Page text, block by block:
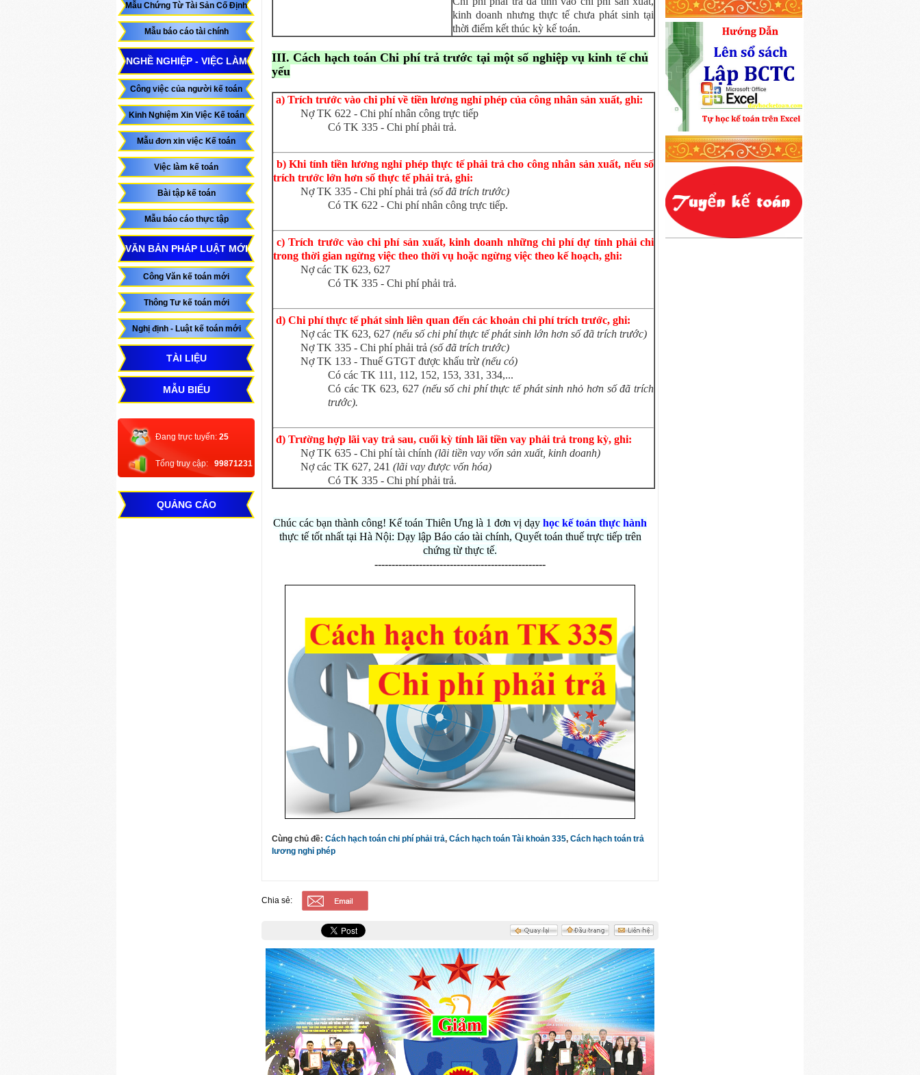
Mẫu Chứng Từ Tài Sản Cố Định
Mẫu báo cáo tài chính
NGHỀ NGHIỆP - VIỆC LÀM
Công việc của người kế toán
Kinh Nghiệm Xin Việc Kế toán
Mẫu đơn xin việc Kế toán
Việc làm kế toán
Bài tập kế toán
Mẫu báo cáo thực tập
VĂN BẢN PHÁP LUẬT MỚI
Công Văn kế toán mới
Thông Tư kế toán mới
Nghị định - Luật kế toán mới
TÀI LIỆU
MẪU BIỂU
Đang trực tuyến: 25
Tổng truy cập: 99871231
QUẢNG CÁO
kinh doanh nhưng thực tế chưa phát sinh tại
thời điểm kết thúc kỳ kế toán.
III. Cách hạch toánChi phí trả trước tại một số nghiệp vụ kinh tế chủ
yếu
a) Trích trước vào chi phí về tiền lương nghỉ phép của công nhân sản xuất, ghi:
Nợ TK 622 - Chi phí nhân công trực tiếp
Có TK 335 - Chi phí phải trả.
b) Khi tính tiền lương nghỉ phép thực tế phải trả cho công nhân sản xuất, nếu số
trích trước lớn hơn số thực tế phải trả, ghi:
Nợ TK 335 - Chi phí phải trả (số đã trích trước)
Có TK 622 - Chi phí nhân công trực tiếp.
c) Trích trước vào chi phí sản xuất, kinh doanh những chi phí dự tính phải chi
trong thời gian ngừng việc theo thời vụ hoặc ngừng việc theo kế hoạch, ghi:
Nợ các TK 623, 627
Có TK 335 - Chi phí phải trả.
d) Chi phí thực tế phát sinh liên quan đến các khoản chi phí trích trước, ghi:
Nợ các TK 623, 627 (nếu số chi phí thực tế phát sinh lớn hơn số đã trích trước)
Nợ TK 335 - Chi phí phải trả (số đã trích trước)
Nợ TK 133 - Thuế GTGT được khấu trừ (nếu có)
Có các TK 111, 112, 152, 153, 331, 334,...
Có các TK 623, 627 (nếu số chi phí thực tế phát sinh nhỏ hơn số đã trích
trước).
đ) Trường hợp lãi vay trả sau, cuối kỳ tính lãi tiền vay phải trả trong kỳ, ghi:
Nợ TK 635 - Chi phí tài chính (lãi tiền vay vốn sản xuất, kinh doanh)
Nợ các TK 627, 241 (lãi vay được vốn hóa)
Có TK 335 - Chi phí phải trả.
Chúc các bạn thành công! Kế toán Thiên Ưng là 1 đơn vị dạy học kế toán thực hành
thực tế tốt nhất tại Hà Nội: Dạy lập Báo cáo tài chính, Quyết toán thuế trực tiếp trên
chứng từ thực tế.
--------------------------------------------------
Cùng chủ đề: Cách hạch toán chi phí phải trả, Cách hạch toán Tài khoản 335, Cách hạch toán trả
lương nghỉ phép
Chia sẻ: